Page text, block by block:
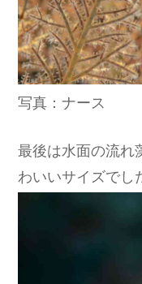
写真：ナース
最後は水面の流れ
わいいサイズでし